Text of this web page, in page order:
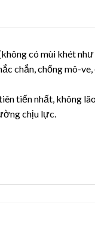
có mùi khét
chắn, chống mô-
tiến nhất, không
chịu lực.